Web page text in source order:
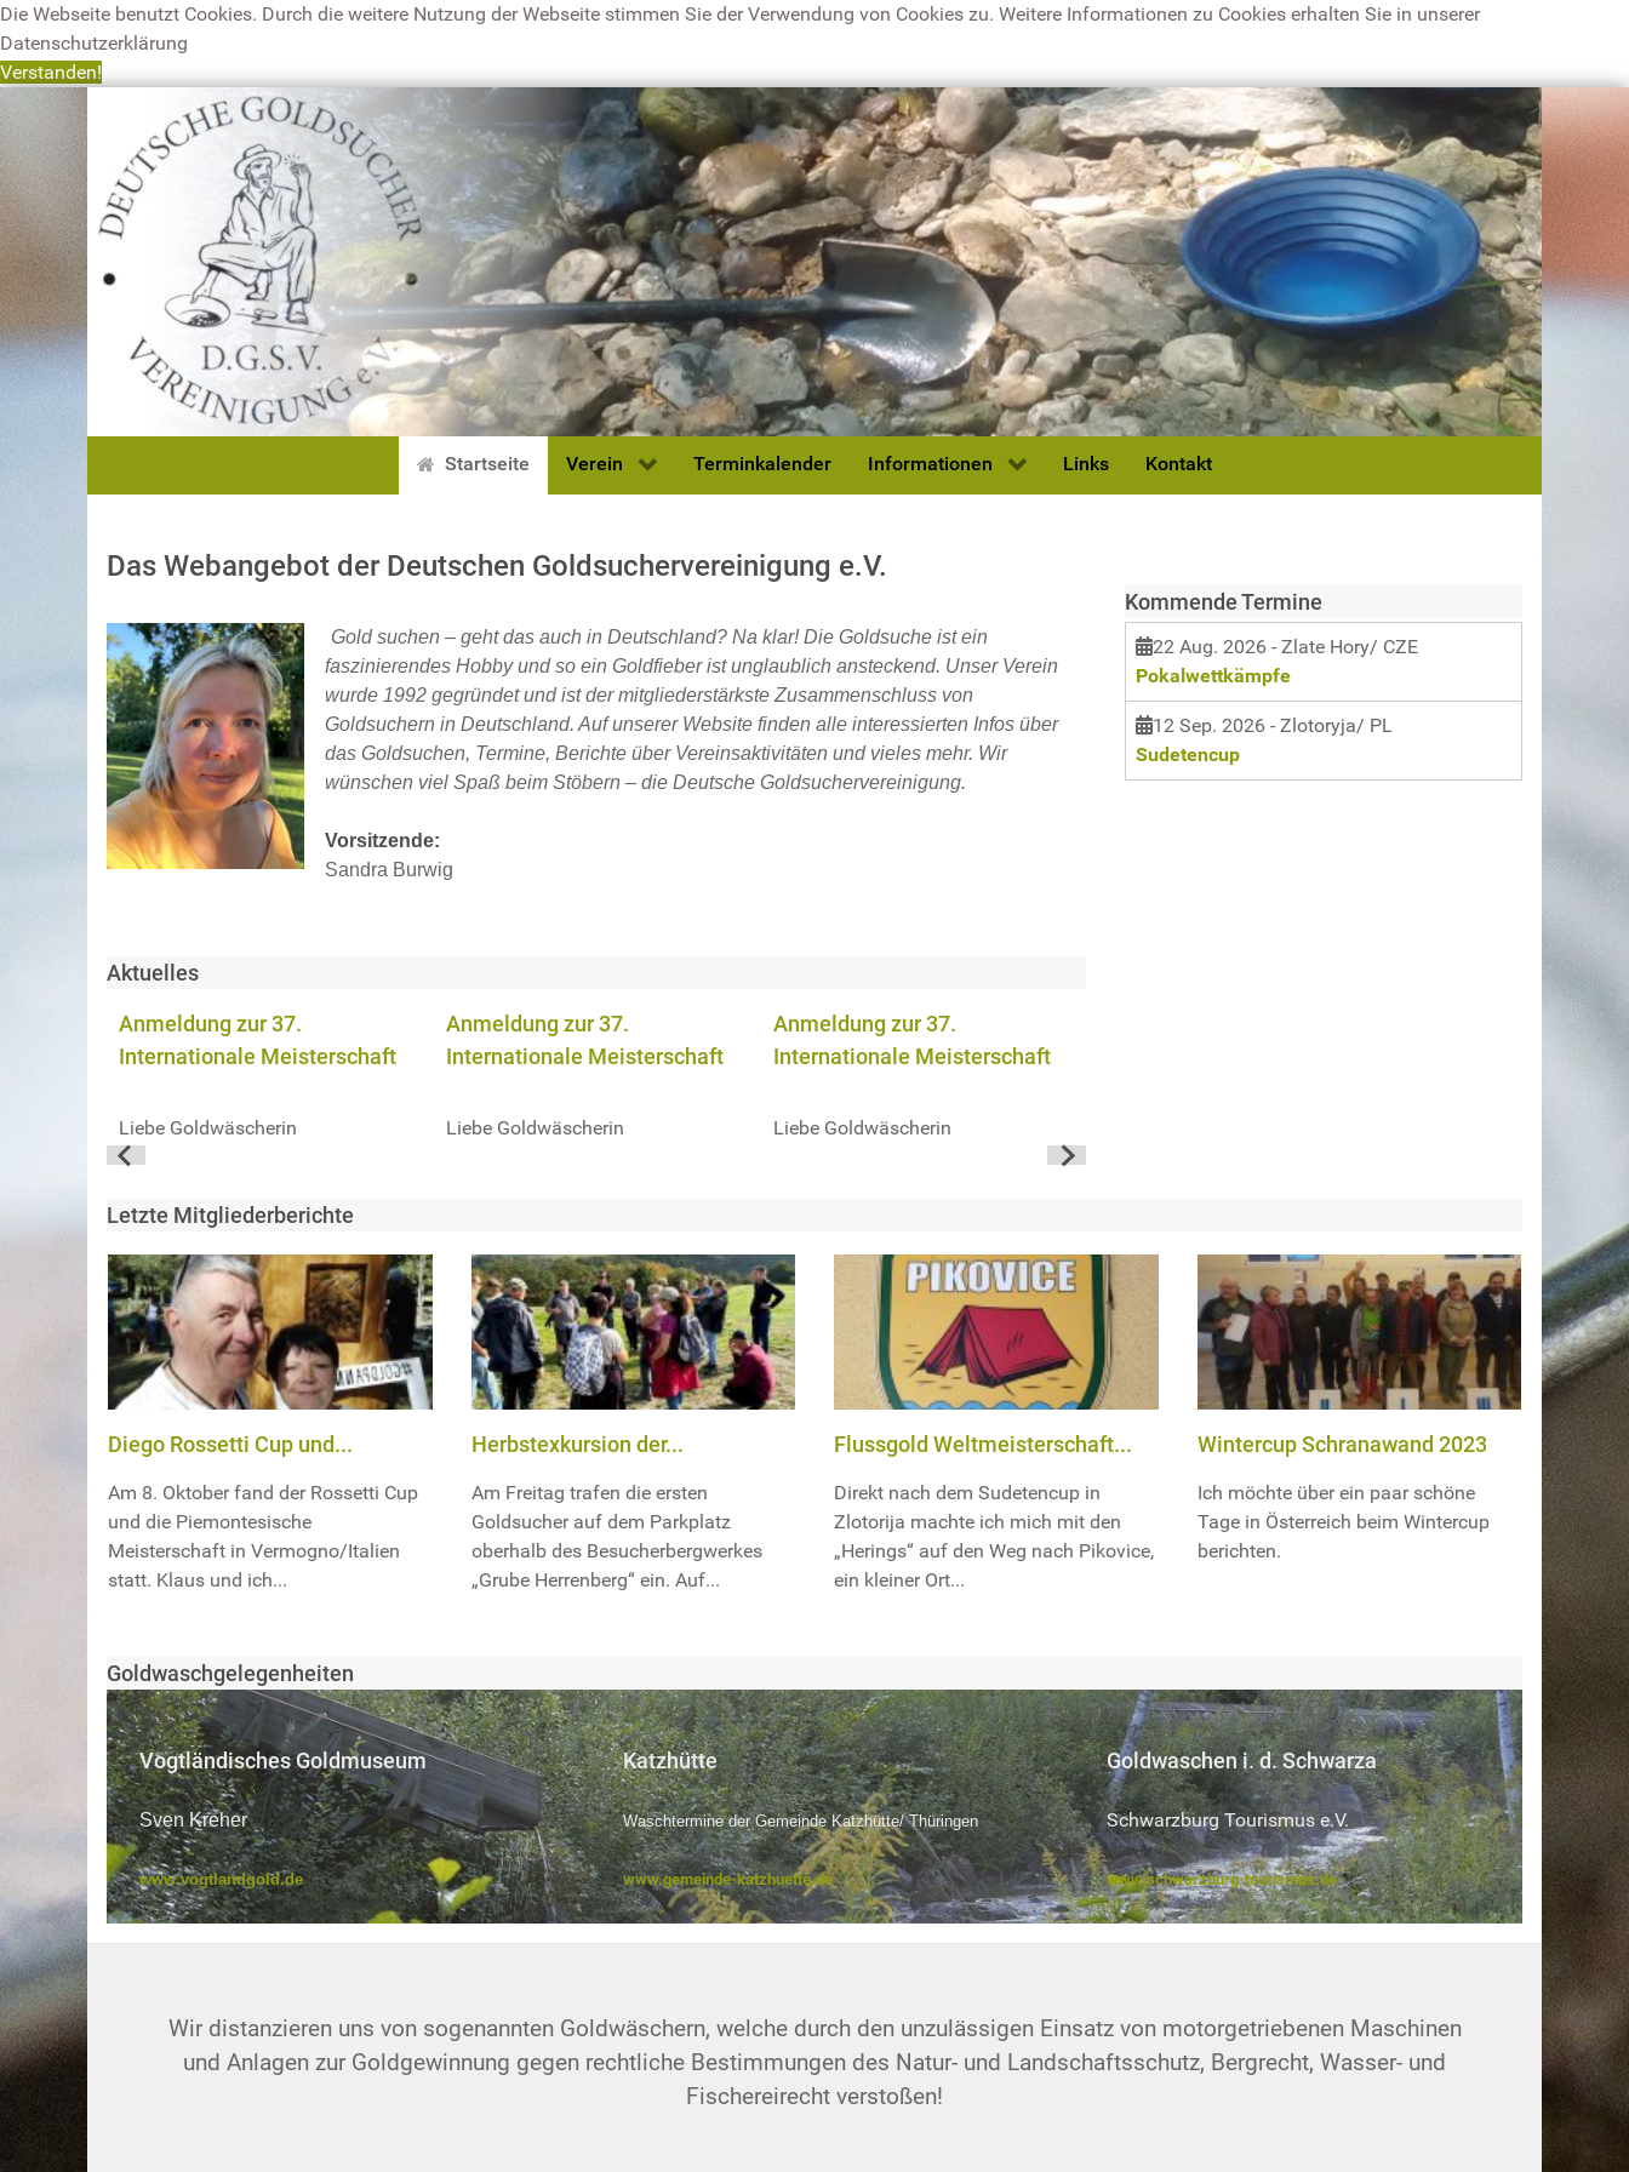
Die Webseite benutzt Cookies. Durch die weitere Nutzung der Webseite stimmen Sie der Verwendung von Cookies zu. Weitere Informationen zu Cookies erhalten Sie in unserer
Datenschutzerklärung
Verstanden!
Startseite Verein Terminkalender Informationen Links Kontakt
Das Webangebot der Deutschen Goldsuchervereinigung e.V.
Gold suchen – geht das auch in Deutschland? Na klar! Die Goldsuche ist ein
faszinierendes Hobby und so ein Goldfieber ist unglaublich ansteckend. Unser Verein
wurde 1992 gegründet und ist der mitgliederstärkste Zusammenschluss von
Goldsuchern in Deutschland. Auf unserer Website finden alle interessierten Infos über
das Goldsuchen, Termine, Berichte über Vereinsaktivitäten und vieles mehr. Wir
wünschen viel Spaß beim Stöbern – die Deutsche Goldsuchervereinigung.
Vorsitzende:
Sandra Burwig
Aktuelles
Anmeldung zur 37.
Internationale Meisterschaft
Liebe Goldwäscherin
Anmeldung zur 37.
Internationale Meisterschaft
Liebe Goldwäscherin
Anmeldung zur 37.
Internationale Meisterschaft
Liebe Goldwäscherin
Kommende Termine
22 Aug. 2026 - Zlate Hory/ CZE
Pokalwettkämpfe
12 Sep. 2026 - Zlotoryja/ PL
Sudetencup
Letzte Mitgliederberichte
Diego Rossetti Cup und...
Am 8. Oktober fand der Rossetti Cup
und die Piemontesische
Meisterschaft in Vermogno/Italien
statt. Klaus und ich...
Herbstexkursion der...
Am Freitag trafen die ersten
Goldsucher auf dem Parkplatz
oberhalb des Besucherbergwerkes
„Grube Herrenberg“ ein. Auf...
Flussgold Weltmeisterschaft...
Direkt nach dem Sudetencup in
Zlotorija machte ich mich mit den
„Herings“ auf den Weg nach Pikovice,
ein kleiner Ort...
Wintercup Schranawand 2023
Ich möchte über ein paar schöne
Tage in Österreich beim Wintercup
berichten.
Goldwaschgelegenheiten
Vogtländisches Goldmuseum
Sven Kreher
www.vogtlandgold.de
Katzhütte
Waschtermine der Gemeinde Katzhütte/ Thüringen
www.gemeinde-katzhuette.de
Goldwaschen i. d. Schwarza
Schwarzburg Tourismus e.V.
www.schwarzburg-tourismus.de
Wir distanzieren uns von sogenannten Goldwäschern, welche durch den unzulässigen Einsatz von motorgetriebenen Maschinen
und Anlagen zur Goldgewinnung gegen rechtliche Bestimmungen des Natur- und Landschaftsschutz, Bergrecht, Wasser- und
Fischereirecht verstoßen!